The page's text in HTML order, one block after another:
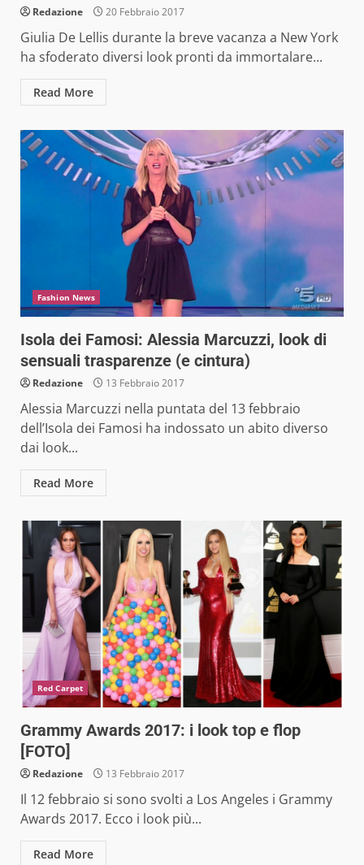
Redazione 20 Febbraio 2017
Giulia De Lellis durante la breve vacanza a New York
ha sfoderato diversi look pronti da immortalare...
Read More
Fashion News
Isola dei Famosi: Alessia Marcuzzi, look di
sensuali trasparenze (e cintura)
Redazione 13 Febbraio 2017
Alessia Marcuzzi nella puntata del 13 febbraio
dell’Isola dei Famosi ha indossato un abito diverso
dai look...
Read More
Red Carpet
Grammy Awards 2017: i look top e flop
[FOTO]
Redazione 13 Febbraio 2017
Il 12 febbraio si sono svolti a Los Angeles i Grammy
Awards 2017. Ecco i look più...
Read More